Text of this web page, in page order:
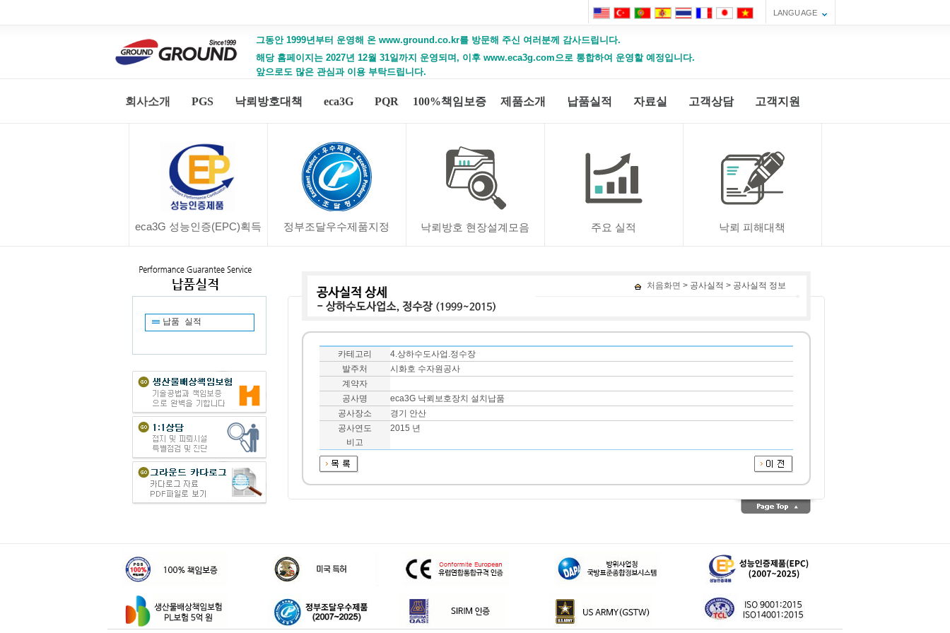
LANGUAGE
그동안 1999년부터 운영해 온 www.ground.co.kr를 방문해 주신 여러분께 감사드립니다.
해당 홈페이지는 2027년 12월 31일까지 운영되며, 이후 www.eca3g.com으로 통합하여 운영할 예정입니다.
앞으로도 많은 관심과 이용 부탁드립니다.
회사소개 PGS 낙뢰방호대책 eca3G PQR 100%책임보증 제품소개 납품실적 자료실 고객상담 고객지원
eca3G 성능인증(EPC)획득 정부조달우수제품지정 낙뢰방호 현장설계모음 주요 실적 낙뢰 피해대책
납품 실적
처음화면 > 공사실적 > 공사실적 정보
카테고리
4.상하수도사업.정수장
발주처
시화호 수자원공사
계약자
공사명
eca3G 낙뢰보호장치 설치납품
공사장소
경기 안산
공사연도
2015 년
비고